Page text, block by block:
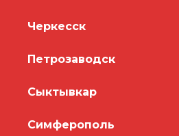
Черкесск
Петрозаводск
Сыктывкар
Симферополь